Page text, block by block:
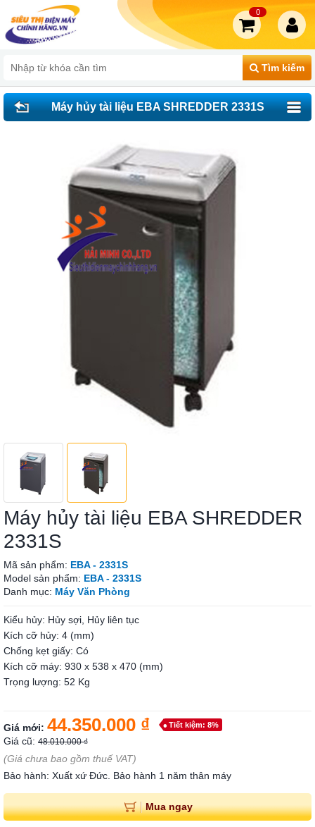
Tìm kiếm
0
Máy hủy tài liệu EBA SHREDDER 2331S
Máy hủy tài liệu EBA SHREDDER
2331S
Mã sản phẩm: EBA - 2331S
Model sản phẩm: EBA - 2331S
Danh mục: Máy Văn Phòng
Kiểu hủy: Hủy sợi, Hủy liên tục
Kích cỡ hủy: 4 (mm)
Chống kẹt giấy: Có
Kích cỡ máy: 930 x 538 x 470 (mm)
Trọng lượng: 52 Kg
Giá mới: 44.350.000 ₫ Tiết kiệm: 8%
Giá cũ: 48.010.000 ₫
(Giá chưa bao gồm thuế VAT)
Bảo hành: Xuất xứ Đức. Bảo hành 1 năm thân máy
Mua ngay